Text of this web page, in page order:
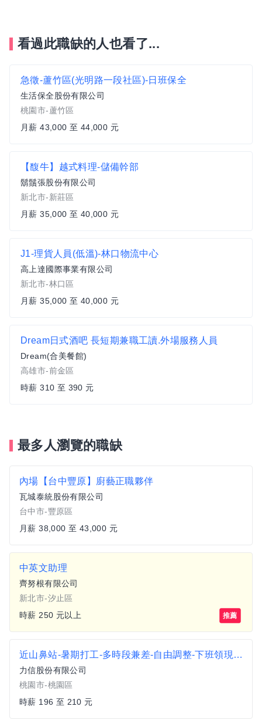
看過此職缺的人也看了...
急徵-蘆竹區(光明路一段社區)-日班保全
生活保全股份有限公司
桃園市-蘆竹區
月薪 43,000 至 44,000 元
【馥牛】越式料理-儲備幹部
鬍鬚張股份有限公司
新北市-新莊區
月薪 35,000 至 40,000 元
J1-理貨人員(低溫)-林口物流中心
高上達國際事業有限公司
新北市-林口區
月薪 35,000 至 40,000 元
Dream日式酒吧 長短期兼職工讀.外場服務人員
Dream(合美餐館)
高雄市-前金區
時薪 310 至 390 元
最多人瀏覽的職缺
內場【台中豐原】廚藝正職夥伴
瓦城泰統股份有限公司
台中市-豐原區
月薪 38,000 至 43,000 元
中英文助理
齊努根有限公司
新北市-汐止區
時薪 250 元以上
推薦
近山鼻站-暑期打工-多時段兼差-自由調整-下班領現金-大小夜班物流理貨員B1
力信股份有限公司
桃園市-桃園區
時薪 196 至 210 元